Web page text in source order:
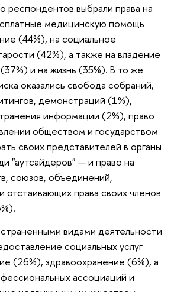
респондентов выбрали права на
медицинскую помощь
(44%), на социальное
(42%), а также на владение
и на жизнь (35%). В то же
оказались свобода собраний,
демонстраций (1%),
информации (2%), право
обществом и государством
своих представителей в органы
"аутсайдеров" — и право на
союзов, объединений,
отстаивающих права своих членов
видами деятельности
социальных услуг
(26%), здравоохранение (6%), а
ассоциаций и